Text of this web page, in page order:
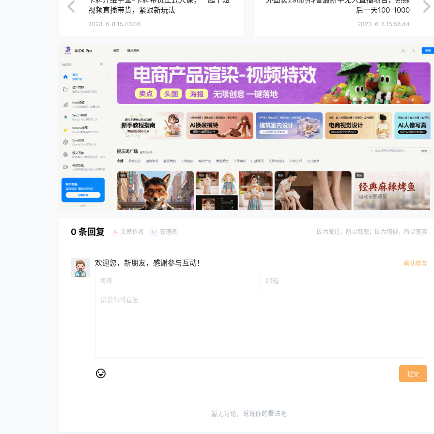
视频直播带货，紧跟新玩法
2023-6-8 15:46:08
后一天100-1000
2023-6-8 15:58:44
0 条回复 A 文章作者 M 管理员 因为爱过，所以慈悲；因为懂得，所以宽容
欢迎您，新朋友，感谢参与互动！ 确认修改
提交
暂无讨论，说说你的看法吧